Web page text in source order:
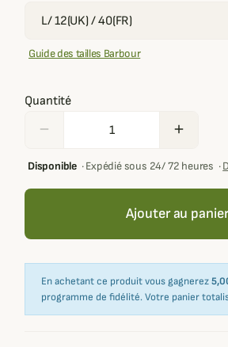
Guide des tailles Barbour
Quantité
remove add
Disponible·Expédié sous 24/ 72 heures ·
Ajouter au panier
En achetant ce produit vous gagnerez
programme de fidélité. Votre panier